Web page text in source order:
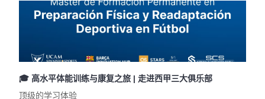
🎓 高水平体能训练与康复之旅 | 走进西甲三大俱乐部
顶级的学习体验